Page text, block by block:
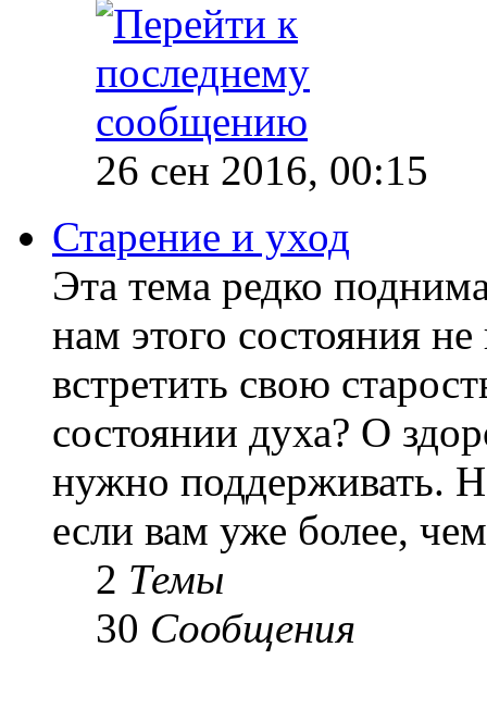
26 сен 2016, 00:15
Старение и уход
Эта тема редко
нам этого состояния
встретить свою
состоянии духа? О
нужно поддерживать.
если вам уже более,
2 Темы
30 Сообщения